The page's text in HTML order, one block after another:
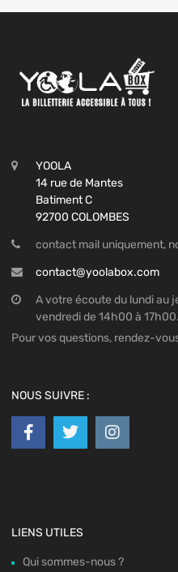
YOOLA
14 rue de Mantes
Batiment C
92700 COLOMBES
contact mail uniquement,
contact@yoolabox.com
A votre écoute du lundi au
vendredi de 14h00 à 17h00.
Pour vos questions, rendez-
NOUS SUIVRE :
LIENS UTILES
Qui sommes-nous ?